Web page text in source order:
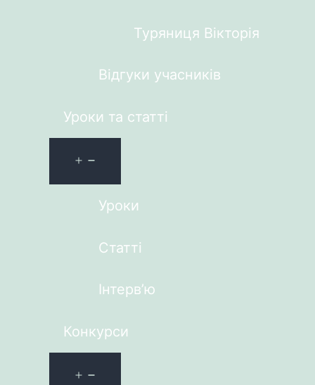
Туряниця Вікторія
Відгуки учасників
Уроки та статті
Уроки
Статті
Інтерв’ю
Конкурси